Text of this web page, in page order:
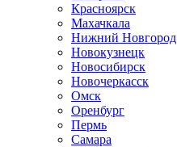
Красноярск
Махачкала
Нижний Новгород
Новокузнецк
Новосибирск
Новочеркаcск
Омск
Оренбург
Пермь
Самара